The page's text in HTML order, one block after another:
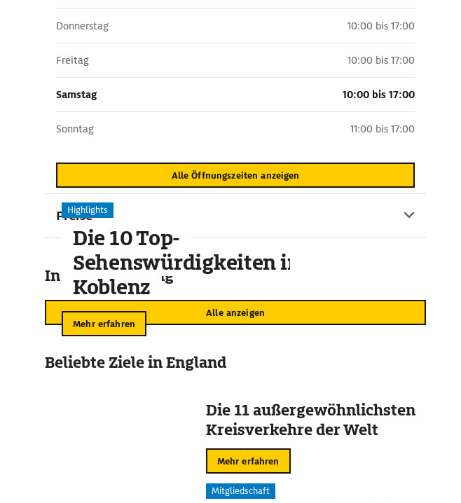
Donnerstag 10:00 bis 17:00
Freitag 10:00 bis 17:00
Samstag 10:00 bis 17:00
Sonntag 11:00 bis 17:00
Alle Öffnungszeiten anzeigen
Preise
In der Umgebung
Alle anzeigen
Highlights
Die 10 Top-
Sehenswürdigkeiten in
Koblenz
Mehr erfahren
Beliebte Ziele in England
Die 11 außergewöhnlichsten
Kreisverkehre der Welt
Mehr erfahren
Mitgliedschaft